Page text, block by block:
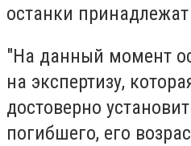
останки
"На данный момент
на экспертизу,
достоверно
погибшего, его